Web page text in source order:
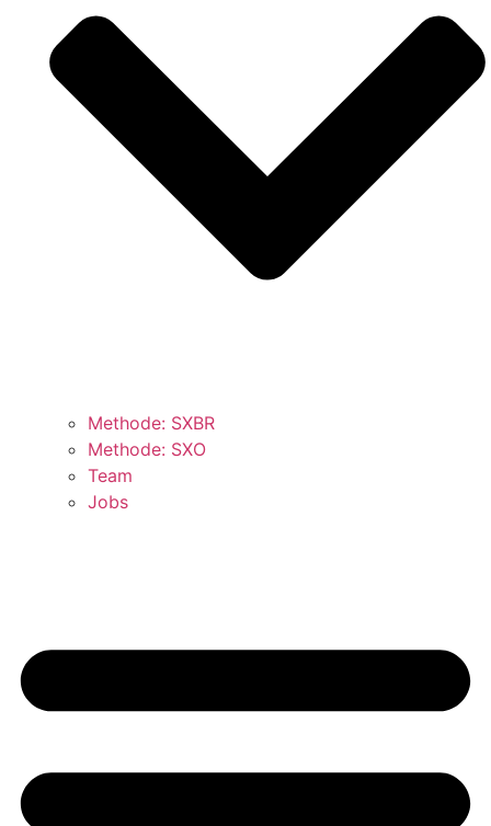
Methode: SXBR
Methode: SXO
Team
Jobs